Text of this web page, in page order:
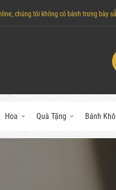
chúng tôi không có bánh trưng bày
Hoa Quà Tặng Bánh Khô